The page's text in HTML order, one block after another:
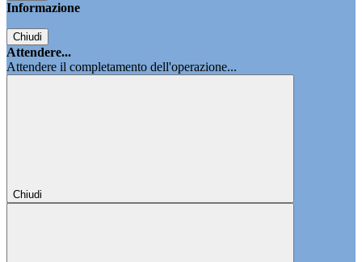
Informazione
Chiudi
Attendere...
Attendere il completamento dell'operazione...
Chiudi